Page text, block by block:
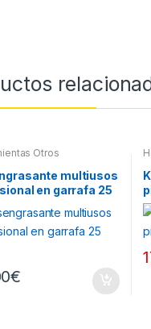
Otros
multiusos
en garrafa 25
€